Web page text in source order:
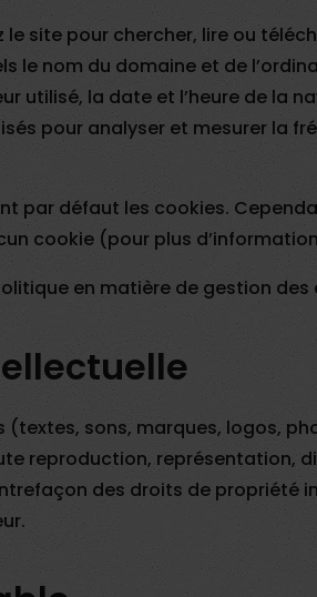
le site pour chercher, lire ou
le nom du domaine et de
utilisé, la date et l’heure de la
pour analyser et mesurer la
par défaut les cookies.
cookie (pour plus
en matière de gestion des
(textes, sons, marques, logos,
reproduction,
des droits de propriété